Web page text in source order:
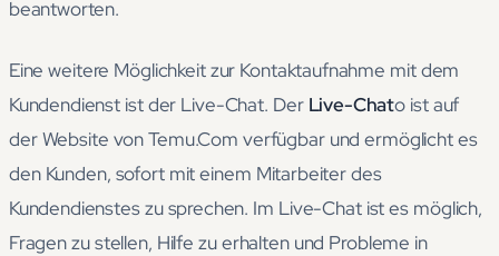
beantworten.
Eine weitere Möglichkeit zur Kontaktaufnahme mit dem
Kundendienst ist der Live-Chat. Der Live-Chato ist auf
der Website von Temu.Com verfügbar und ermöglicht es
den Kunden, sofort mit einem Mitarbeiter des
Kundendienstes zu sprechen. Im Live-Chat ist es möglich,
Fragen zu stellen, Hilfe zu erhalten und Probleme in